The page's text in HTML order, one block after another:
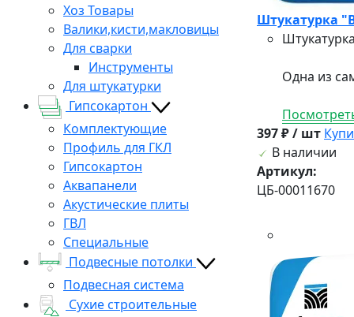
Хоз Товары
Валики,кисти,макловицы
Для сварки
Инструменты
Для штукатурки
Гипсокартон
Комплектующие
Профиль для ГКЛ
Гипсокартон
Аквапанели
Акустические плиты
ГВЛ
Специальные
Подвесные потолки
Подвесная система
Сухие строительные
Штукатурка
Одна из
397 ₽ / шт
В наличии
Артикул:
ЦБ-00011670